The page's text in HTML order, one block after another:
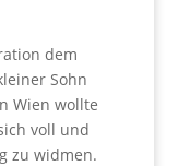
dem
Sohn
Wien wollte
voll und
zu widmen.